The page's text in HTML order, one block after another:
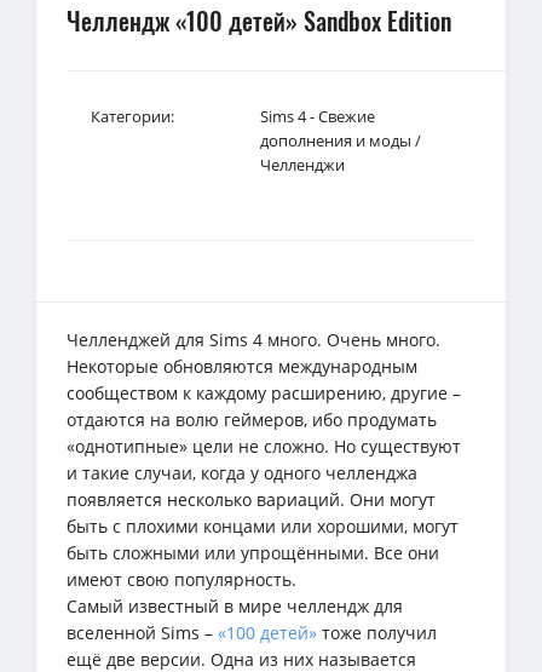
Челлендж «100 детей» Sandbox Edition
Категории:
Sims 4 - Свежие
дополнения и моды /
Челленджи
Челленджей для Sims 4 много. Очень много.
Некоторые обновляются международным
сообществом к каждому расширению, другие –
отдаются на волю геймеров, ибо продумать
«однотипные» цели не сложно. Но существуют
и такие случаи, когда у одного челленджа
появляется несколько вариаций. Они могут
быть с плохими концами или хорошими, могут
быть сложными или упрощёнными. Все они
имеют свою популярность.
Самый известный в мире челлендж для
вселенной Sims – «100 детей» тоже получил
ещё две версии. Одна из них называется